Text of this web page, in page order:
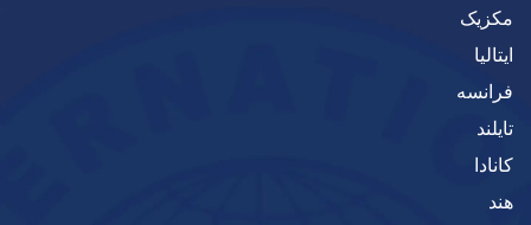
مکزیک
ایتالیا
فرانسه
تایلند
کانادا
هند